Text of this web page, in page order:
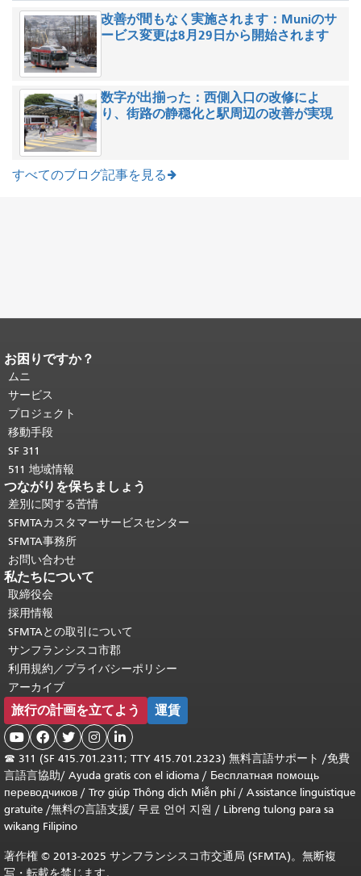
改善が間もなく実施されます：Muniのサ
ービス変更は8月29日から開始されます
数字が出揃った：西側入口の改修によ
り、街路の静穏化と駅周辺の改善が実現
すべてのブログ記事を見る
ページコンテンツの終わり。
ジの残りの部分はすべてのページで繰
り返されます。
頭に戻る。
お困りですか？
ムニ
サービス
プロジェクト
移動手段
SF 311
511 地域情報
つながりを保ちましょう
差別に関する苦情
SFMTAカスタマーサービスセンター
SFMTA事務所
お問い合わせ
私たちについて
取締役会
採用情報
SFMTAとの取引について
サンフランシスコ市郡
利用規約／プライバシーポリシー
アーカイブ
旅行の計画を立てよう 運賃
    
☎ 311 (SF 415.701.2311; TTY 415.701.2323) 無料言語サポート /免費
言語言協助/ Ayuda gratis con el idioma / Бесплатная помощь
переводчиков / Trợ giúp Thông dịch Miễn phí/ Assistance linguistique
gratuite /無料の言語支援/ 무료 언어 지원 / Libreng tulong para sa
wikang Filipino
著作権 © 2013-2025 サンフランシスコ市交通局 (SFMTA)。無断複
写・転載を禁じます。